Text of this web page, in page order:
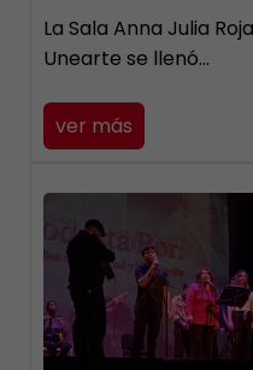
​La Sala Anna Julia
Unearte se llenó…
ver más